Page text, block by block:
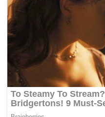
Program ini juga
orang tua. Salah satunya
mendukung penuh
Pendidikan Karakter